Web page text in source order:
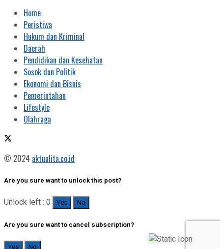
Home
Peristiwa
Hukum dan Kriminal
Daerah
Pendidikan dan Kesehatan
Sosok dan Politik
Ekonomi dan Bisnis
Pemerintahan
Lifestyle
Olahraga
© 2024 aktualita.co.id
Are you sure want to unlock this post?
Unlock left : 0 Yes No
Are you sure want to cancel subscription?